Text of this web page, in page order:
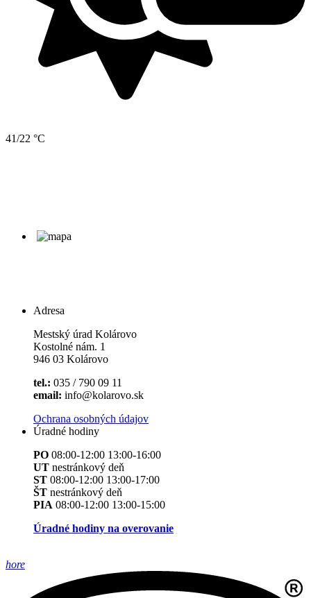
41/22 °C
Adresa
Mestský úrad Kolárovo
Kostolné nám. 1
946 03 Kolárovo
tel.: 035 / 790 09 11
email: info@kolarovo.sk
Ochrana osobných údajov
Úradné hodiny
PO 08:00-12:00 13:00-16:00
UT nestránkový deň
ST 08:00-12:00 13:00-17:00
ŠT nestránkový deň
PIA 08:00-12:00 13:00-15:00
Úradné hodiny na overovanie
hore